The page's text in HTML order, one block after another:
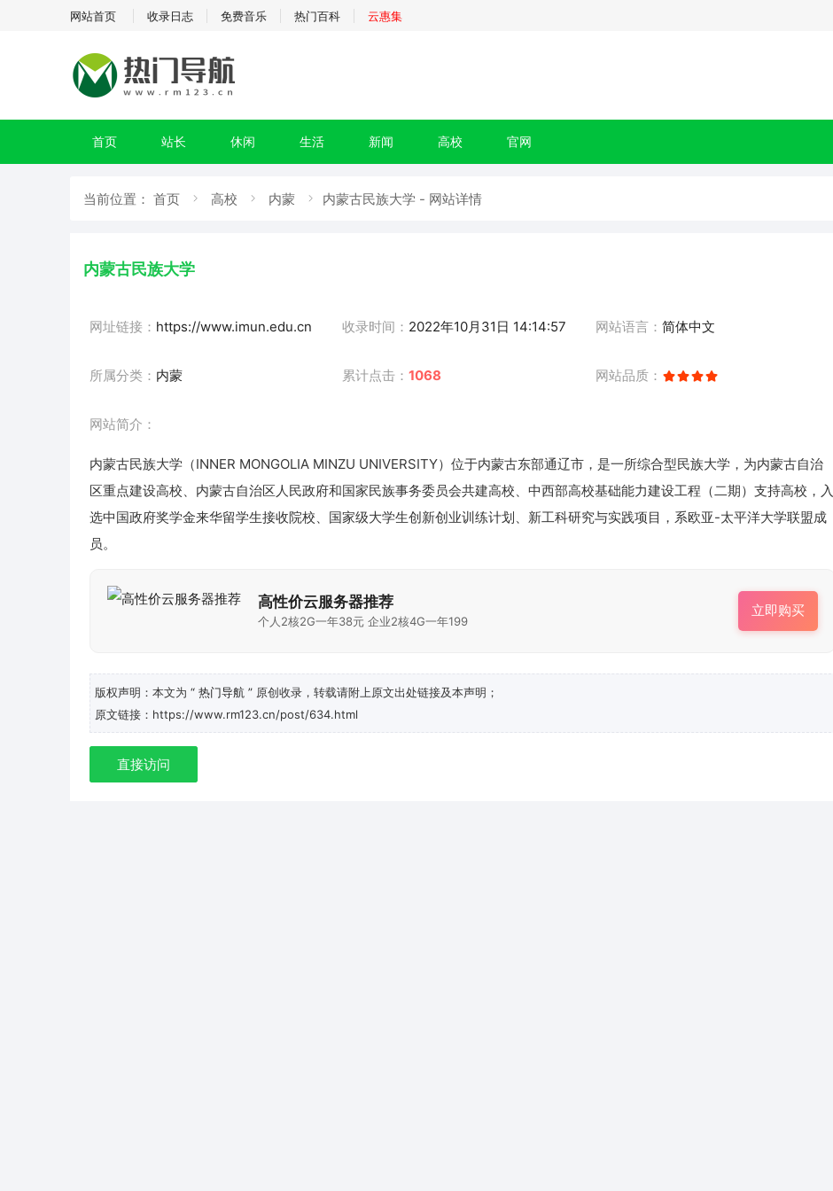
网站首页 收录日志 免费音乐 热门百科 云惠集
首页 站长 休闲 生活 新闻 高校 官网
当前位置： 首页 高校 内蒙 内蒙古民族大学 - 网站详情
内蒙古民族大学
网址链接： https://www.imun.edu.cn 收录时间： 2022年10月31日 14:14:57 网站语言： 简体中文
所属分类： 内蒙 累计点击：1068 网站品质：
网站简介：
内蒙古民族大学（INNER MONGOLIA MINZU UNIVERSITY）位于内蒙古东部通辽市，是一所综合型民族大学，为内蒙古自治
区重点建设高校、内蒙古自治区人民政府和国家民族事务委员会共建高校、中西部高校基础能力建设工程（二期）支持高校，入
选中国政府奖学金来华留学生接收院校、国家级大学生创新创业训练计划、新工科研究与实践项目，系欧亚-太平洋大学联盟成
员。
高性价云服务器推荐
个人2核2G一年38元 企业2核4G一年199
立即购买
版权声明：本文为 “ 热门导航 ” 原创收录，转载请附上原文出处链接及本声明；
原文链接：https://www.rm123.cn/post/634.html
直接访问